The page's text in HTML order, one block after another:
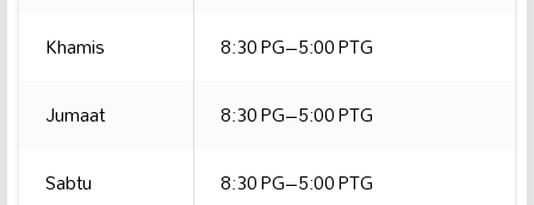
Khamis
8:30 PG–5:00 PTG
Jumaat
8:30 PG–5:00 PTG
Sabtu
8:30 PG–5:00 PTG